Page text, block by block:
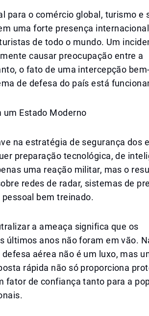
para o comércio global, turismo e
uma forte presença
de todo o mundo. Um
causar preocupação entre a
o fato de uma intercepção
de defesa do país está
um Estado Moderno
na estratégia de segurança dos
preparação tecnológica, de
uma reação militar, mas o
redes de radar, sistemas de
bem treinado.
a ameaça significa que os
últimos anos não foram em vão.
aérea não é um luxo, mas
rápida não só proporciona
fator de confiança tanto para a